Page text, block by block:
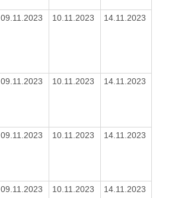
09.11.2023 10.11.2023 14.11.2023
09.11.2023 10.11.2023 14.11.2023
09.11.2023 10.11.2023 14.11.2023
09.11.2023 10.11.2023 14.11.2023